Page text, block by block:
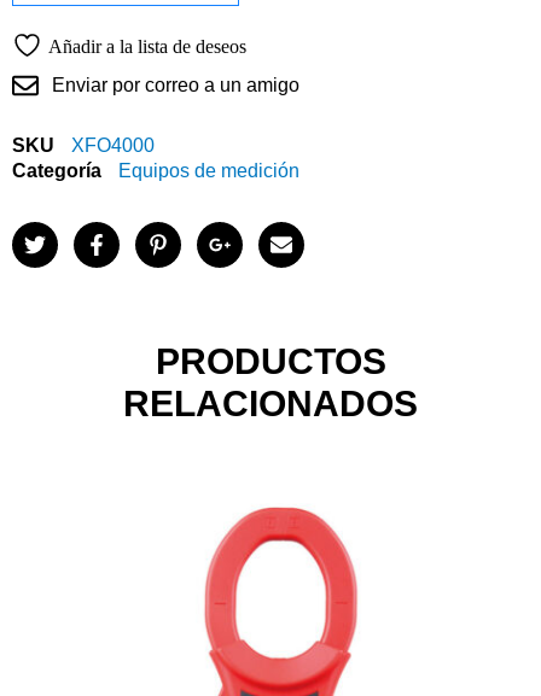
Añadir a la lista de deseos
Enviar por correo a un amigo
SKU
XFO4000
Categoría
Equipos de medición
PRODUCTOS
RELACIONADOS